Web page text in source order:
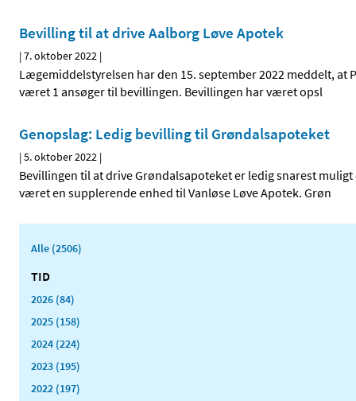
Bevilling til at drive Aalborg Løve Apotek
|7. oktober 2022 |
Lægemiddelstyrelsen har den 15. september 2022 meddelt,
været 1 ansøger til bevillingen. Bevillingen har været opsl
Genopslag: Ledig bevilling til Grøndalsapoteket
|5. oktober 2022 |
Bevillingen til at drive Grøndalsapoteket er ledig snarest
været en supplerende enhed til Vanløse Løve Apotek. Grøn
Alle (2506)
TID
2026 (84)
2025 (158)
2024 (224)
2023 (195)
2022 (197)